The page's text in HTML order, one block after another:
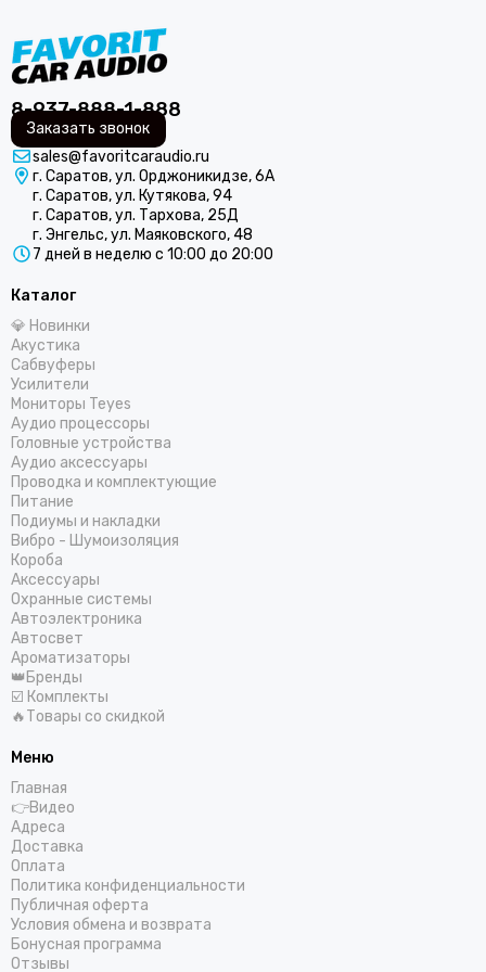
CDT
ComfortMat
Challenger
СтартВольт
DEGO
DD Audio
DAXX
Dunobil
D/S/D
ESB Audio
ESX
E.O.S.
FSD Audio
Focal
Five
GAS
Helix
Hellion
IDOL AUDIO
Ivolga
Incar
Infinity
Intego
JBL
JL Audio
КЗАТЭ
Kenwood
Kicx
Kingz Audio
Light Audio
Madbit
Magnum
MD.Lab
Mio
8-937-888-1-888
Заказать звонок
sales@favoritcaraudio.ru
г. Саратов, ул. Орджоникидзе, 6А
г. Саратов, ул. Кутякова, 94
г. Саратов, ул. Тархова, 25Д
г. Энгельс, ул. Маяковского, 48
7 дней в неделю с 10:00 до 20:00
Каталог
💎 Новинки
Акустика
Сабвуферы
Усилители
Мониторы Teyes
Аудио процессоры
Головные устройства
Аудио аксессуары
Проводка и комплектующие
Питание
Подиумы и накладки
Вибро - Шумоизоляция
Короба
Аксессуары
Охранные системы
Автоэлектроника
Автосвет
Ароматизаторы
👑Бренды
☑️ Комплекты
🔥Товары со скидкой
Меню
Главная
👉Видео
Адреса
Доставка
Оплата
Политика конфиденциальности
Публичная оферта
Условия обмена и возврата
Бонусная программа
Отзывы